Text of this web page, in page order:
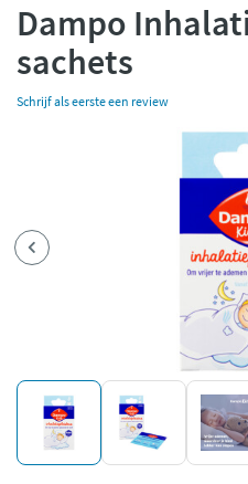
Betaal
Dampo
sachets
Schrijf als eerste een review